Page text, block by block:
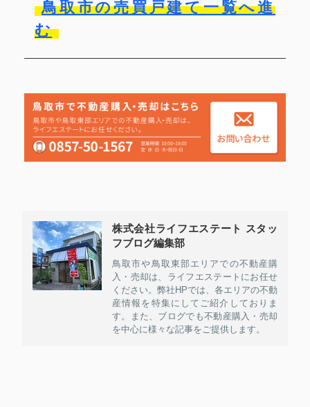
鳥取市の売買戸建て一覧へ進
む
株式会社ライフエステート スタッ
フブログ編集部
鳥取市や鳥取東部エリアでの不動産購
入・売却は、ライフエステートにお任せ
ください。弊社HPでは、各エリアの不動
産情報を特集にしてご紹介しておりま
す。また、ブログでも不動産購入・売却
を中心に様々な記事をご提供します。